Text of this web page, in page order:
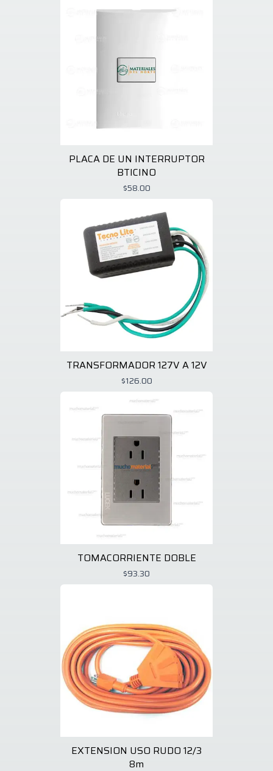
PLACA DE UN INTERRUPTOR
BTICINO
$58.00
TRANSFORMADOR 127V A 12V
$126.00
TOMACORRIENTE DOBLE
$93.30
EXTENSION USO RUDO 12/3
8m